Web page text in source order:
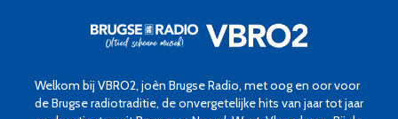
Welkom bij VBRO2, joèn Brugse Radio, met oog en oor voor
de Brugse radiotraditie, de onvergetelijke hits van jaar tot jaar